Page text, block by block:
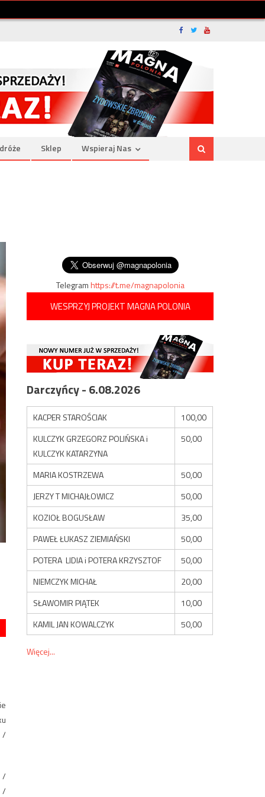
Sklep Wspieraj Nas
/
/
/
Telegramhttps://t.me/magnapolonia
WESPRZYJ PROJEKT MAGNA POLONIA
Darczyńcy - 6.08.2026
KACPER STAROŚCIAK
100,00
KULCZYK GRZEGORZ POLIŃSKA i
KULCZYK KATARZYNA
50,00
MARIA KOSTRZEWA
50,00
JERZY T MICHAJŁOWICZ
50,00
KOZIOŁ BOGUSŁAW
35,00
PAWEŁ ŁUKASZ ZIEMIAŃSKI
50,00
POTERA LIDIA i POTERA KRZYSZTOF
50,00
NIEMCZYK MICHAŁ
20,00
SŁAWOMIR PIĄTEK
10,00
KAMIL JAN KOWALCZYK
50,00
Więcej...